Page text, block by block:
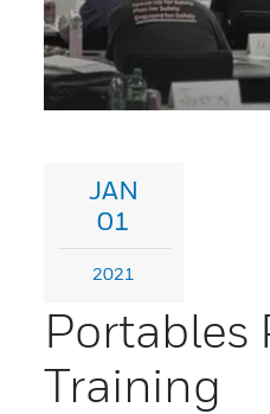
JAN
01
2021
Portables
Training